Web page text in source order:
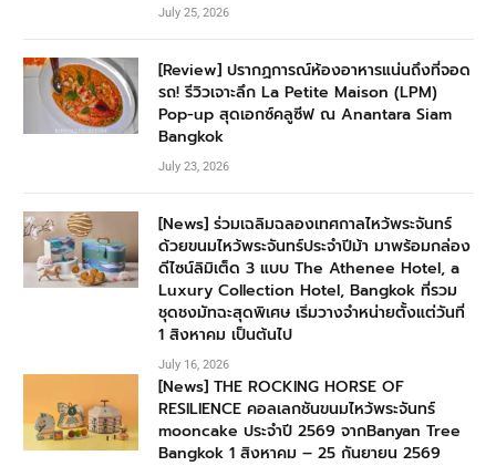
July 25, 2026
[Review] ปรากฏการณ์ห้องอาหารแน่นถึงที่จอด
รถ! รีวิวเจาะลึก La Petite Maison (LPM)
Pop-up สุดเอกซ์คลูซีฟ ณ Anantara Siam
Bangkok
July 23, 2026
[News] ร่วมเฉลิมฉลองเทศกาลไหว้พระจันทร์
ด้วยขนมไหว้พระจันทร์ประจำปีม้า มาพร้อมกล่อง
ดีไซน์ลิมิเต็ด 3 แบบ The Athenee Hotel, a
Luxury Collection Hotel, Bangkok ที่รวม
ชุดชงมัทฉะสุดพิเศษ เริ่มวางจำหน่ายตั้งแต่วันที่
1 สิงหาคม เป็นต้นไป
July 16, 2026
[News] THE ROCKING HORSE OF
RESILIENCE คอลเลกชันขนมไหว้พระจันทร์
mooncake ประจำปี 2569 จากBanyan Tree
Bangkok 1 สิงหาคม – 25 กันยายน 2569